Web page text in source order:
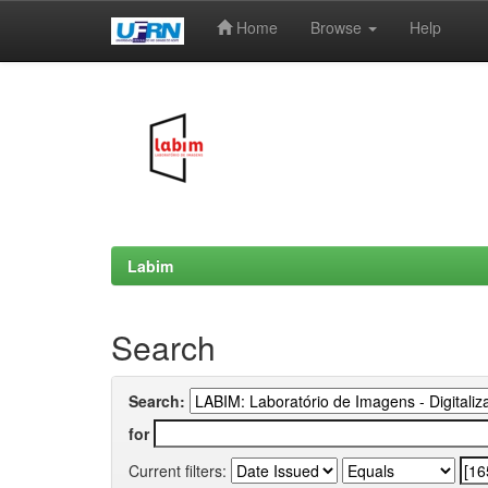
Home Browse Help
Labim
Search
Search:
for
Current filters: